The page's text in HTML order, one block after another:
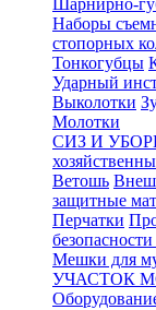
Шарнирно-
Наборы
стопорных
Тонкогубцы
Ударный
Выколотки
Молотки
СИЗ И
Ветошь
защитные
Перчатки
Мешки для
УЧАСТОК